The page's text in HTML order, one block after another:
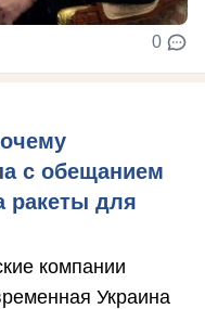
0
с обещанием
ракеты для
компании
Украина